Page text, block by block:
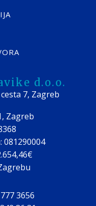
d.o.o.
7, Zagreb
Zagreb
3656